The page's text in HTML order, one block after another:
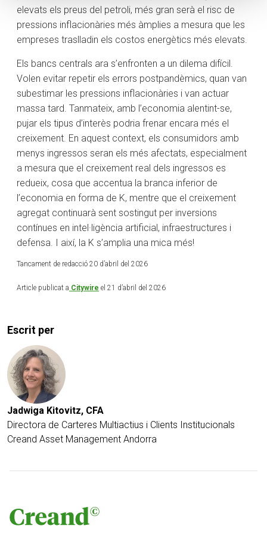
elevats els preus del petroli, més gran serà el risc de
pressions inflacionàries més àmplies a mesura que les
empreses traslladin els costos energètics més elevats.
Els bancs centrals ara s’enfronten a un dilema difícil.
Volen evitar repetir els errors postpandèmics, quan van
subestimar les pressions inflacionàries i van actuar
massa tard. Tanmateix, amb l’economia alentint-se,
pujar els tipus d’interès podria frenar encara més el
creixement. En aquest context, els consumidors amb
menys ingressos seran els més afectats, especialment
a mesura que el creixement real dels ingressos es
redueix, cosa que accentua la branca inferior de
l’economia en forma de K, mentre que el creixement
agregat continuarà sent sostingut per inversions
contínues en intel·ligència artificial, infraestructures i
defensa. I així, la K s’amplia una mica més!
Tancament de redacció 20 d’abril del 2026
Article publicat a Citywire el 21 d’abril del 2026
Escrit per
Jadwiga Kitovitz, CFA
Directora de Carteres Multiactius i Clients Institucionals
Creand Asset Management Andorra